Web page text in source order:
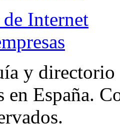
Internet
y directorio
en España.